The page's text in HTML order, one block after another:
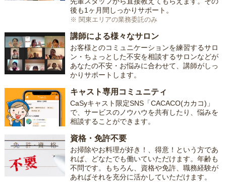
後も1ヶ月間しっかりサポート。
※ 関東エリアの業務委託のみ
講師による様々なサロン
お客様とのコミュニケーションを練習するサロ
ン・ちょっとした不安を相談するサロンなどが
あなたの不安・お悩みに合わせて、講師がしっ
かりサポートします。
キャスト専用コミュニティ
CaSyキャスト限定SNS「CACACO(カカコ)」
で、サービスのノウハウを共有したり、悩みを
相談することができます。
資格・免許不要
お掃除やお料理が好き！、得意！という方であ
れば、どなたでも働いていただけます。年齢も
不問です。もちろん、資格や免許、職務経験が
あればそれを充分に活かしていただけます。